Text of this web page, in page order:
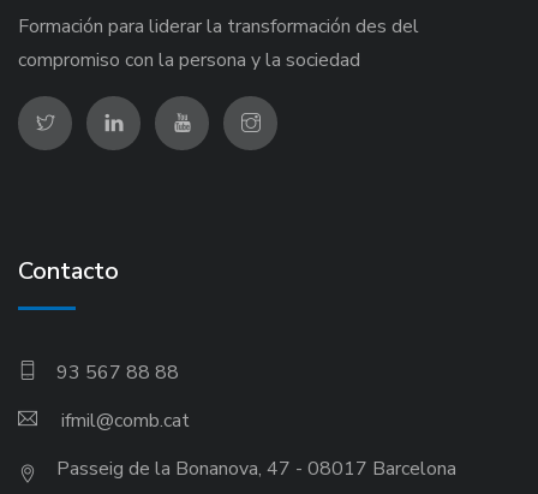
Formación para liderar la transformación des del
compromiso con la persona y la sociedad
Contacto
93 567 88 88
ifmil
Passeig de la Bonanova, 47 - 08017 Barcelona